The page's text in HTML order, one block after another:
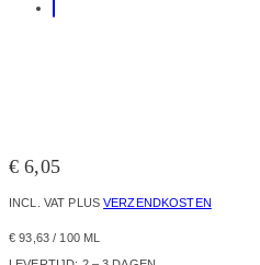
€ 6,05
INCL. VAT PLUSVERZENDKOSTEN
€ 93,63/ 100 ML